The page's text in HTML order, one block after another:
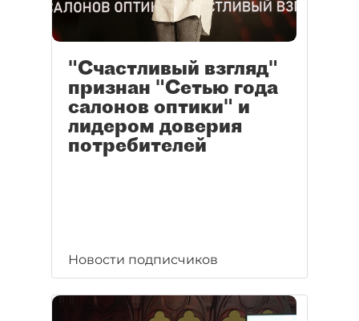
"Счастливый взгляд"
признан "Сетью года
салонов оптики" и
лидером доверия
потребителей
Новости подписчиков